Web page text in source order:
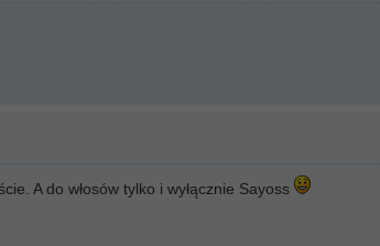
A do włosów tylko i wyłącznie Sayoss